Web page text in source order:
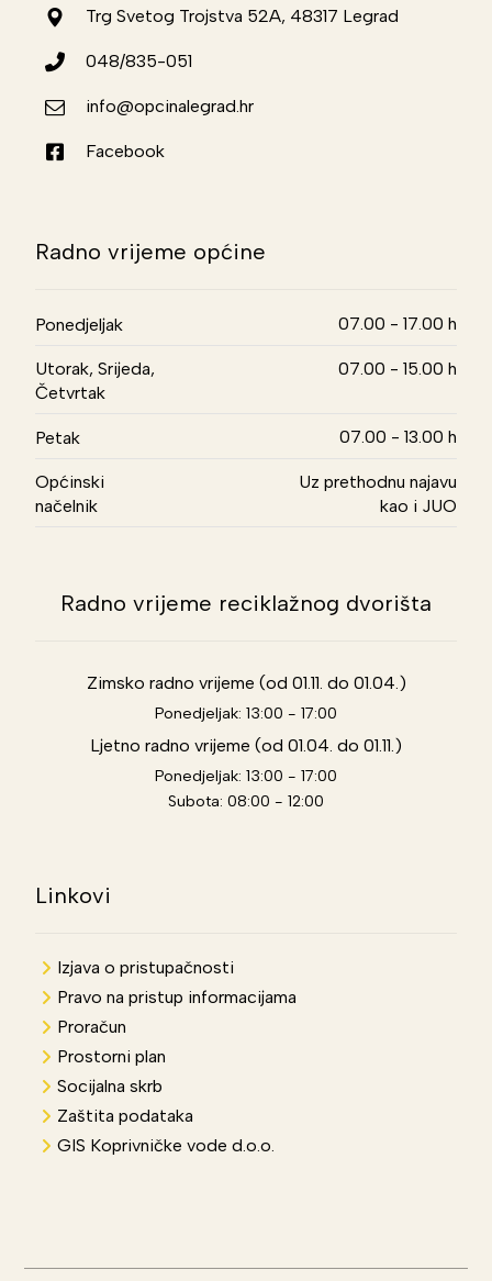
Trg Svetog Trojstva 52A, 48317 Legrad
048/835-051
info@opcinalegrad.hr
Facebook
Radno vrijeme općine
Ponedjeljak 07.00 - 17.00 h
Utorak, Srijeda,
Četvrtak
07.00 - 15.00 h
Petak 07.00 - 13.00 h
Općinski
načelnik
Uz prethodnu najavu
kao i JUO
Radno vrijeme reciklažnog dvorišta
Zimsko radno vrijeme (od 01.11. do 01.04.)
Ponedjeljak: 13:00 - 17:00
Ljetno radno vrijeme (od 01.04. do 01.11.)
Ponedjeljak: 13:00 - 17:00
Subota: 08:00 - 12:00
Linkovi
Izjava o pristupačnosti
Pravo na pristup informacijama
Proračun
Prostorni plan
Socijalna skrb
Zaštita podataka
GIS Koprivničke vode d.o.o.